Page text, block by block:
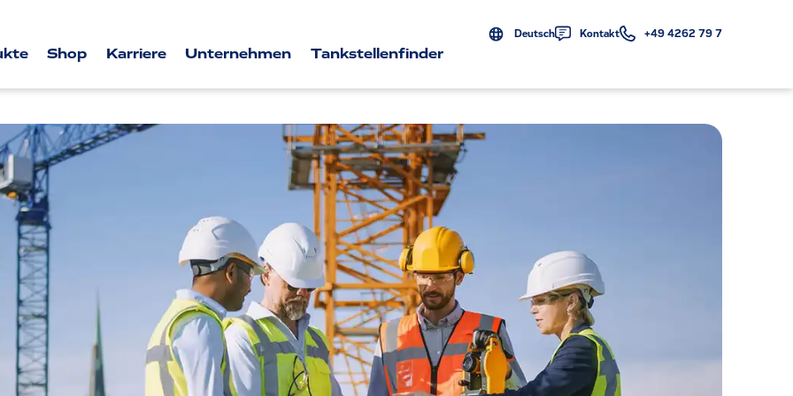
Deutsch Kontakt +49 4262 79 7
Shop Karriere Unternehmen Tankstellenfinder